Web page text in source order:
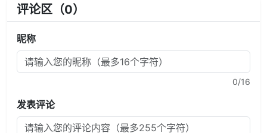
评论区（0）
昵称
0/16
发表评论